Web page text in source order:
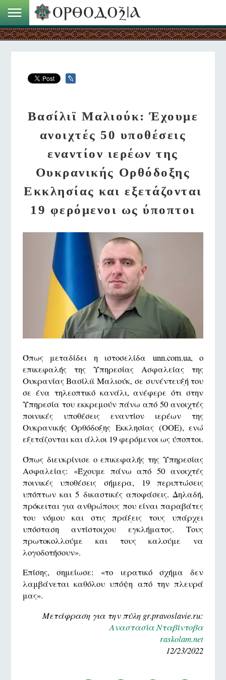
Βασίλιϊ Μαλιούκ: Έχουμε
ανοιχτές 50 υποθέσεις
εναντίον ιερέων της
Ουκρανικής Ορθόδοξης
Εκκλησίας και εξετάζονται
19 φερόμενοι ως ύποπτοι
Όπως μεταδίδει η ιστοσελίδα unn.com.ua, ο
επικεφαλής της Υπηρεσίας Ασφαλείας της
Ουκρανίας Βασίλιϊ Μαλιούκ, σε συνέντευξή του
σε ένα τηλεοπτικό κανάλι, ανέφερε ότι στην
Υπηρεσία του εκκρεμούν πάνω από 50 ανοιχτές
ποινικές υποθέσεις εναντίον ιερέων της
Ουκρανικής Ορθόδοξης Εκκλησίας (ΟΟΕ), ενώ
εξετάζονται και άλλοι 19 φερόμενοι ως ύποπτοι.
Όπως διευκρίνισε ο επικεφαλής της Υπηρεσίας
Ασφαλείας: «Έχουμε πάνω από 50 ανοιχτές
ποινικές υποθέσεις σήμερα, 19 περιπτώσεις
υπόπτων και 5 δικαστικές αποφάσεις. Δηλαδή,
πρόκειται για ανθρώπους που είναι παραβάτες
του νόμου και στις πράξεις τους υπάρχει
υπόσταση αντίστοιχου εγκλήματος. Τους
πρωτοκολλούμε και τους καλούμε να
λογοδοτήσουν».
Επίσης, σημείωσε: «το ιερατικό σχήμα δεν
λαμβάνεται καθόλου υπόψη από την πλευρά
μας».
Μετάφραση για την πύλη gr.pravoslavie.ru:
Αναστασία Νταβίντοβα
raskolam.net
12/23/2022